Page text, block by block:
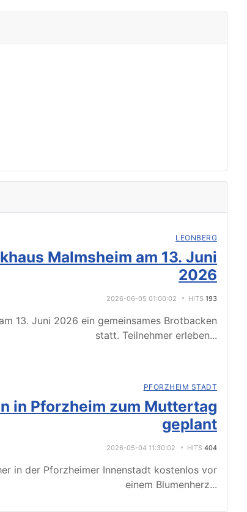
LEONBERG
Malmsheim am 13. Juni
2026
2026-06-05 01:00:02 HITS 193
13. Juni 2026 ein gemeinsames Brotbacken
statt. Teilnehmer erleben...
PFORZHEIM STADT
in Pforzheim zum Muttertag
geplant
2026-05-04 11:30:02 HITS 404
in der Pforzheimer Innenstadt kostenlos vor
einem Blumenherz...